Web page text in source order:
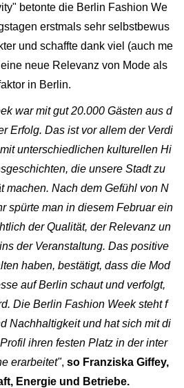
betonte die Berlin Fashion We
erstmals sehr selbstbewus
und schaffte dank viel (auch me
neue Relevanz von Mode als
in Berlin.
war mit gut 20.000 Gästen aus d
Erfolg. Das ist vor allem der Verdi
unterschiedlichen kulturellen Hi
die unsere Stadt zu
machen. Nach dem Gefühl von N
spürte man in diesem Februar ein
der Qualität, der Relevanz un
der Veranstaltung. Das positive
haben, bestätigt, dass die Mod
auf Berlin schaut und verfolgt,
Die Berlin Fashion Week steht f
Nachhaltigkeit und hat sich mit di
ihren festen Platz in der inter
erarbeitet", so Franziska Giffey,
Energie und Betriebe.